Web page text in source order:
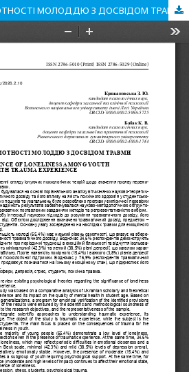
МОЛОДДЮ З ДОСВІДОМ ТРАВМИ